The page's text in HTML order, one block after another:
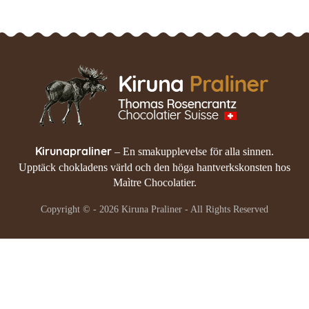
Kirunapraliner – En smakupplevelse för alla sinnen.
Upptäck chokladens värld och den höga hantverkskonsten hos
Maìtre Chocolatier.
Copyright © - 2026 Kiruna Praliner - All Rights Reserved